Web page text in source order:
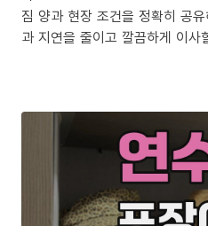
짐 양과 현장 조건을 정확히 공
과 지연을 줄이고 깔끔하게 이